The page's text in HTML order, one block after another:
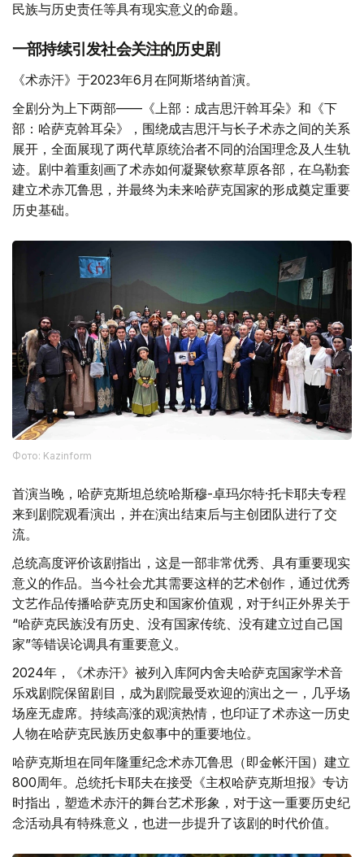
民族与历史责任等具有现实意义的命题。
一部持续引发社会关注的历史剧
《术赤汗》于2023年6月在阿斯塔纳首演。
全剧分为上下两部——《上部：成吉思汗斡耳朵》和《下
部：哈萨克斡耳朵》，围绕成吉思汗与长子术赤之间的关系
展开，全面展现了两代草原统治者不同的治国理念及人生轨
迹。剧中着重刻画了术赤如何凝聚钦察草原各部，在乌勒套
建立术赤兀鲁思，并最终为未来哈萨克国家的形成奠定重要
历史基础。
Фото: Kazinform
首演当晚，哈萨克斯坦总统哈斯穆-卓玛尔特·托卡耶夫专程
来到剧院观看演出，并在演出结束后与主创团队进行了交
流。
总统高度评价该剧指出，这是一部非常优秀、具有重要现实
意义的作品。当今社会尤其需要这样的艺术创作，通过优秀
文艺作品传播哈萨克历史和国家价值观，对于纠正外界关于
“哈萨克民族没有历史、没有国家传统、没有建立过自己国
家”等错误论调具有重要意义。
2024年，《术赤汗》被列入库阿内舍夫哈萨克国家学术音
乐戏剧院保留剧目，成为剧院最受欢迎的演出之一，几乎场
场座无虚席。持续高涨的观演热情，也印证了术赤这一历史
人物在哈萨克民族历史叙事中的重要地位。
哈萨克斯坦在同年隆重纪念术赤兀鲁思（即金帐汗国）建立
800周年。总统托卡耶夫在接受《主权哈萨克斯坦报》专访
时指出，塑造术赤汗的舞台艺术形象，对于这一重要历史纪
念活动具有特殊意义，也进一步提升了该剧的时代价值。